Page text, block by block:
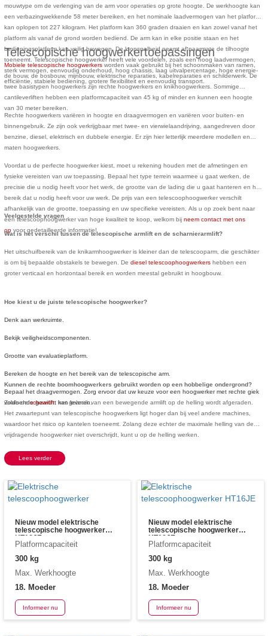
mouwtype om de verlenging van de arm voor operaties op grote hoogte. De werkhoogte kan
een verbazingwekkende 58 meter bereiken, en het nominale laadvermogen van het platform
kan oplopen tot 227 kilogram. Het platform kan 360 graden draaien en kan zowel vanaf het
platform als vanaf de grond worden bediend. De arm kan in elke positie staan en het
bedieningsplatform kan veilig bewegen. De loopsnelheid neemt af naarmate de tilhoogte
toeneemt. Telescopische hoogwerker heeft vele voordelen, zoals een hoog laadvermogen,
sterk vermogen, eenvoudig onderhoud, hoog chassis, laag uitvalpercentage, hoge energie-
efficiëntie, stabiele bediening, grotere flexibiliteit en eenvoudig transport.
Telescopische hoogwerkertoepassingen
Mobiele telescopische hoogwerkers worden vaak gebruikt bij het schoonmaken van ramen,
de bouw, de bosbouw, mijnbouw, elektrische reparaties, kabelreparaties en schilderwerk. De
twee basistypen hoogwerkers zijn rechte hoogwerkers en knikhoogwerkers. Sommige
cantileverliften hebben een platformcapaciteit van 45 kg of minder en kunnen een hoogte
van 30 meter bereiken.
Rechte hoogwerkers variëren in hoogte en draagvermogen en variëren voor buiten- en
binnengebruik. Ze zijn ook verkrijgbaar met twee- en vierwielaandrijving, aangedreven door
benzine, diesel, elektrisch en dubbele energie. Er zijn hier letterlijk meerdere modellen en
maten hoogwerkers.
Voordat u de perfecte hoogwerker kiest, moet u rekening houden met de afmetingen en
fysieke vereisten van uw toepassing. Bepaal het type terrein waarmee u gaat werken, de
precisie die u nodig heeft voor het werk, de grootte van de lading die u gaat hanteren en het
bereik dat u nodig heeft voor uw werk. De prijs van een telescoophoogwerker verschilt
afhankelijk van de grootte, toepassing en uw specifieke vereisten. Als u op zoek bent naar
een telescoophoogwerker van hoge kwaliteit te koop, welkom bij neem contact met ons
op voor gedetailleerde informatie!
Veelgestelde vragen
Wat is het verschil tussen de telescopische armlift en de scharnierarmlift?
Het uitschuifbereik van de knikarmhoogwerker is kleiner dan de telescooparm, die geschikter
is om bij bepaalde obstakels te bewegen. De diesel telescoophoogwerkers hebben een
groter verticaal en horizontaal bereik en worden meestal gebruikt in hoogbouw.
Hoe kiest u de juiste telescopische hoogwerker?
Denk aan werkruimte.
Bekijk veiligheidscomponenten.
Grootte van evaluatieplatform.
Bereken de hoogte en het bereik van de telescopische arm.
Bepaal het draagvermogen. Zorg ervoor dat uw keuze voor een hoogwerker met rechte giek
voldoende gewicht kan leveren.
Kunnen de rechte boomhoogwerkers gebruikt worden op een hobbelige ondergrond?
Zoals deschaarlift, het gebruik van een bewegende armlift op de helling wordt afgeraden.
Het zwaartepunt van telescopische hoogwerkers ligt hoger dan bij veel andere machines,
waardoor het risico op kantelen toeneemt. Zolang deze echter de maximale helling van de
vrijdragende hoogwerker niet overschrijdt, kunt u op de helling werken.
Lees verder
Nieuw model elektrische
telescopische hoogwerker
HT16JE
Platformcapaciteit
300 kg
Max. Werkhoogte
18. Moeder
Informeer nu
Nieuw model elektrische
telescopische hoogwerker
HT16JE
Platformcapaciteit
300 kg
Max. Werkhoogte
18. Moeder
Informeer nu